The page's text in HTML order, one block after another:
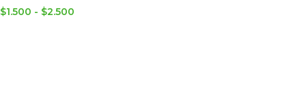
$1.500 - $2.500